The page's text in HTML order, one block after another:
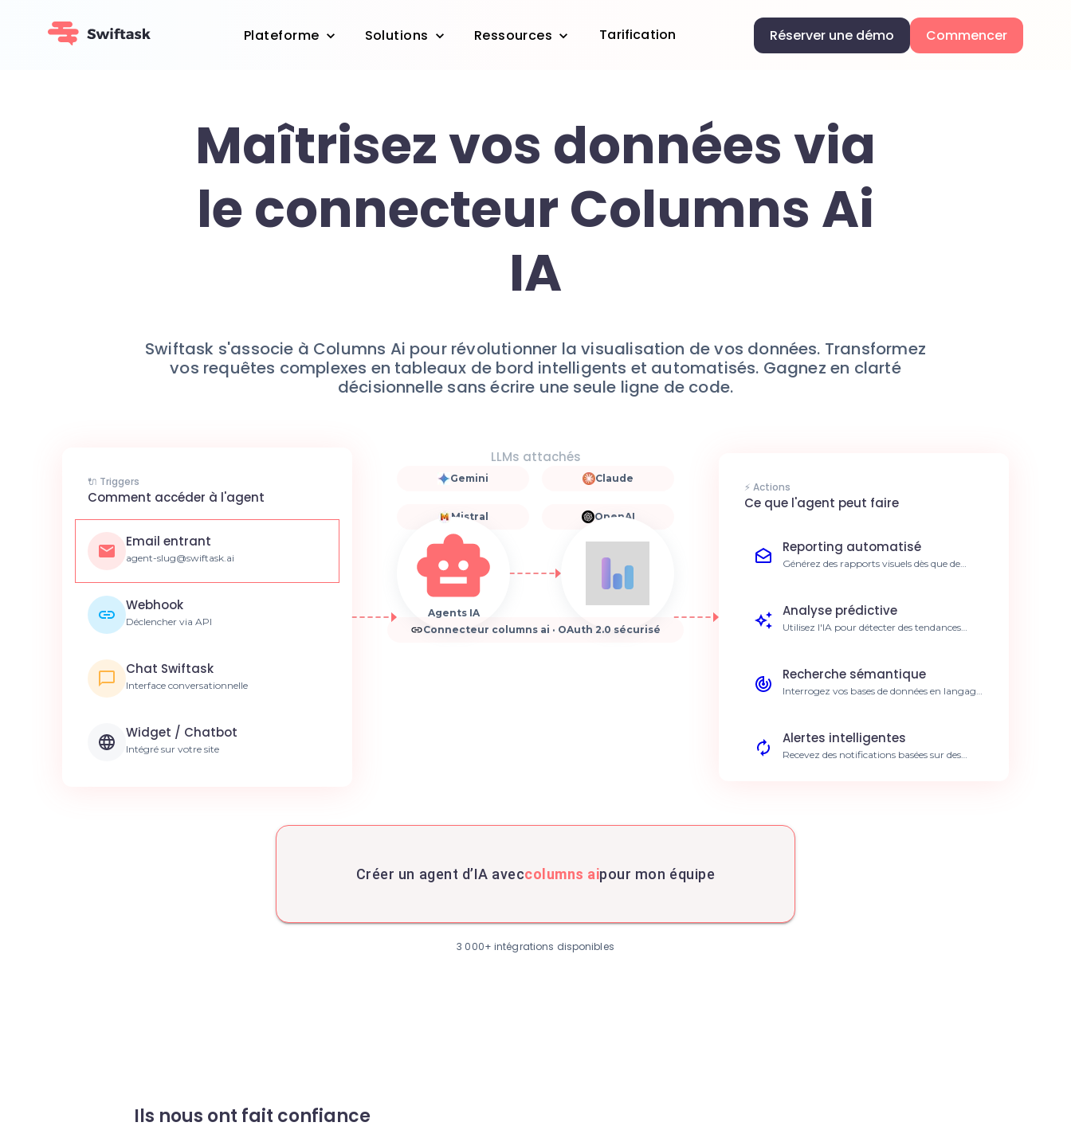
Plateforme Solutions Ressources Tarification Réserver une démo Commencer
Maîtrisez vos données via
le connecteur Columns Ai
IA
Swiftask s'associe à Columns Ai pour révolutionner la visualisation de vos données. Transformez
vos requêtes complexes en tableaux de bord intelligents et automatisés. Gagnez en clarté
décisionnelle sans écrire une seule ligne de code.
🔌 Triggers
Comment accéder à l'agent
Email entrant
agent-slug@swiftask.ai
Webhook
Déclencher via API
Chat Swiftask
Interface conversationnelle
Widget / Chatbot
Intégré sur votre site
LLMs attachés
Gemini Claude
Mistral OpenAI
Agents IA
Connecteur columns ai · OAuth 2.0 sécurisé
⚡ Actions
Ce que l'agent peut faire
Reporting automatisé
Générez des rapports visuels dès que de
Analyse prédictive
Utilisez l'IA pour détecter des tendances
Recherche sémantique
Interrogez vos bases de données en langage
Alertes intelligentes
Recevez des notifications basées sur des
vos datasets. Qualité de données accrue de
inter-équipes.
Agrégation multi-sources
Créer un agent d’IA aveccolumns aipour mon équipe
3 000+ intégrations disponibles
Ils nous ont fait confiance